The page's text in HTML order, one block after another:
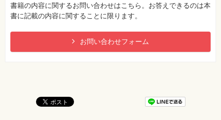
書籍の内容に関するお問い合わせはこちら。お答えできるのは本
書に記載の内容に関することに限ります。
お問い合わせフォーム